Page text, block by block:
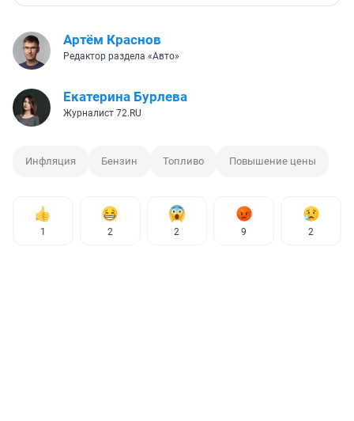
Артём Краснов
Редактор раздела «Авто»
Екатерина Бурлева
Журналист 72.RU
Инфляция Бензин Топливо Повышение цены
1 2 2 9 2